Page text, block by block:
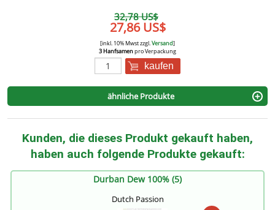
32,78 US$
27,86 US$
[inkl. 10% Mwst zzgl.Versand]
3 Hanfsamenpro Verpackung
kaufen
ähnliche Produkte
Kunden, die dieses Produkt gekauft haben,
haben auch folgende Produkte gekauft:
Durban Dew 100% (5)
Dutch Passion